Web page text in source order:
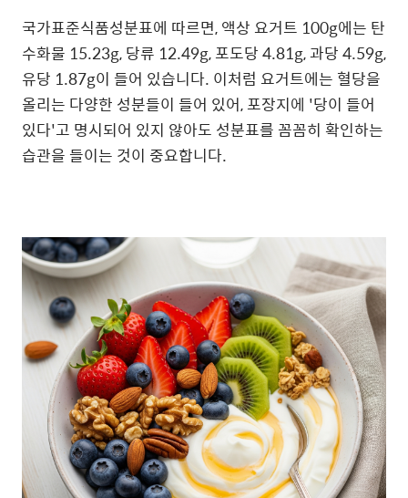
국가표준식품성분표에 따르면, 액상 요거트 100g에는 탄
수화물 15.23g, 당류 12.49g, 포도당 4.81g, 과당 4.59g,
유당 1.87g이 들어 있습니다. 이처럼 요거트에는 혈당을
올리는 다양한 성분들이 들어 있어, 포장지에 '당이 들어
있다'고 명시되어 있지 않아도 성분표를 꼼꼼히 확인하는
습관을 들이는 것이 중요합니다.